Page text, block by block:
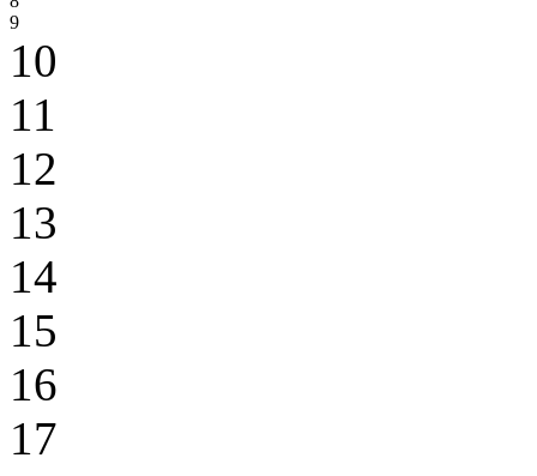
9
10
11
12
13
14
15
16
17